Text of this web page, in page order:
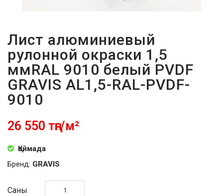
Лист алюминиевый
рулонной окраски 1,5
ммRAL 9010 белый PVDF
GRAVIS AL1,5-RAL-PVDF-
9010
26 550 тңг/м²
Қоймада
Бренд: GRAVIS
Саны